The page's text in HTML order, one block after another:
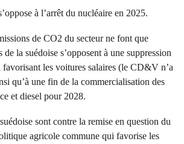
à l’arrêt du nucléaire en 2025.
de CO2 du secteur ne font que
la suédoise s’opposent à une suppression
les voitures salaires (le CD&V n’a
qu’à une fin de la commercialisation des
et diesel pour 2028.
sont contre la remise en question du
agricole commune qui favorise les